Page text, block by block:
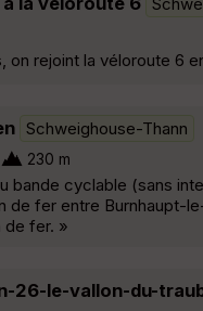
on rejoint la véloroute 6
Schweighouse-Thann
230 m
bande cyclable (sans
de fer entre Burnhaupt-
de fer. »
26-le-vallon-du-